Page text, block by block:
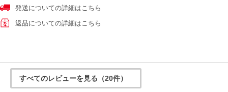
発送についての詳細はこちら
返品についての詳細はこちら
すべてのレビューを見る（20件）